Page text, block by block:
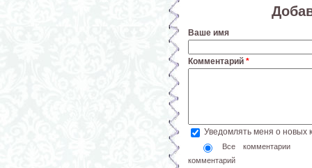
Ваше имя
Комментарий *
Уведомлять меня о новых
Все комментарии
комментарий